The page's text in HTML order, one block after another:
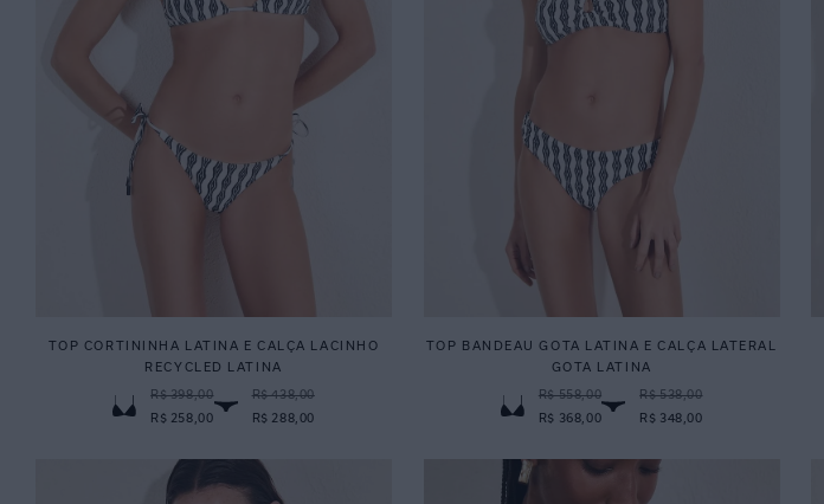
TOP CORTININHA LATINA E CALÇA LACINHO
RECYCLED LATINA
R$ 398,00
R$ 258,00
R$ 438,00
R$ 288,00
TOP BANDEAU GOTA LATINA E CALÇA LATERAL
GOTA LATINA
R$ 558,00
R$ 368,00
R$ 538,00
R$ 348,00